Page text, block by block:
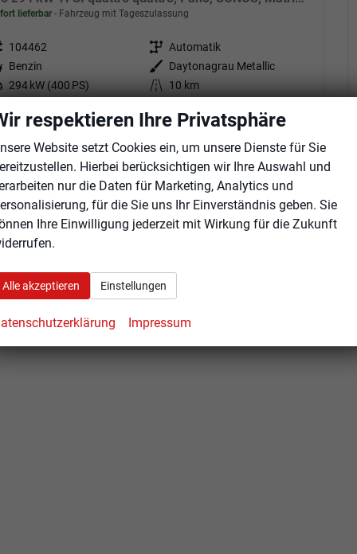
lieferbar Fahrzeug mit Tageszulassung
104462 Getriebe Automatik
Benzin Außenfarbe
Daytonagrau Metallic
294 kW (400 PS) Kilometerstand
10 km
€
19% MwSt.
kombiniert:9,40 l/100km
2-Klasse: G
2-Emissionen: 213,00 g/km
respektieren Ihre Privatsphäre
Website setzt Cookies ein, um unsere Dienste für Sie
Hierbei berücksichtigen wir Ihre Auswahl und
nur die Daten für Marketing, Analytics und
für die Sie uns Ihr Einverständnis geben. Sie
Ihre Einwilligung jederzeit mit Wirkung für die Zukunft
Alle akzeptieren Einstellungen
Impressum